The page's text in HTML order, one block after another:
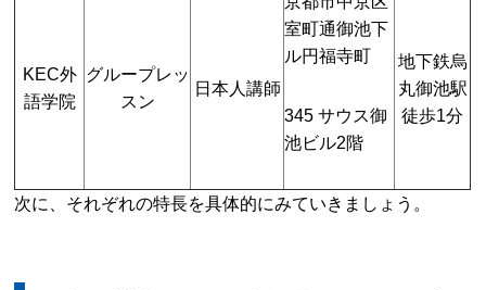
KEC外
語学院
グループレッ
スン
日本人講師
室町通御池下
ル円福寺町
345 サウス御
池ビル2階
地下鉄烏
丸御池駅
徒歩1分
次に、それぞれの特長を具体的にみていきましょう。